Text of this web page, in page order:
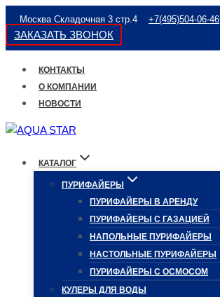
Перейти
содержимому
Москва Складочная 3 стр.4 +7(495)504-06-46
ЗАКАЗАТЬ ЗВОНОК
КОНТАКТЫ
О КОМПАНИИ
НОВОСТИ
КАТАЛОГ
ПУРИФАЙЕРЫ
ПУРИФАЙЕРЫ В АРЕНДУ
ПУРИФАЙЕРЫ С ГАЗАЦИЕЙ
НАПОЛЬНЫЕ ПУРИФАЙЕРЫ
НАСТОЛЬНЫЕ ПУРИФАЙЕРЫ
ПУРИФАЙЕРЫ С ОСМОСОМ
КУЛЕРЫ ДЛЯ ВОДЫ